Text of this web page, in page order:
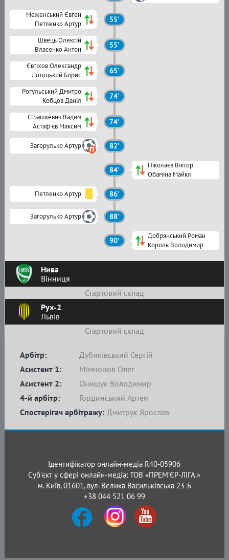
Нива
Вінниця
Стартовий склад
Меженський Євген
Петленко Артур
55'
Швець Олексій
Власенко Антон
55'
Євтіхов Олександр
Лотоцький Борис
65'
Рогульський Дмитро
Кобцов Даніл
74'
Страшкевич Вадим
Астаф'єв Максим
74'
Загорулько Артур 82'
84'
Ніколаєв Віктор
Обаміна Майкл
Петленко Артур 86'
Загорулько Артур 88'
90'
Добрянський Роман
Король Володимир
Рух-2
Львів
Стартовий склад
Арбітр:
Дубиківський Сергій
Асистент 1:
Мімнонов Олег
Асистент 2:
Онищук Володимир
4-й арбітр:
Гординський Артем
Спостерігач арбітражу: Дмитрук Ярослав
Ідентифікатор онлайн-медіа R40-05906
Суб'єкт у сфері онлайн-медіа: ТОВ «ПРЕМ’ЄР-ЛІГА.»
м. Київ, 01601, вул. Велика Васильківська 23-Б
+38 044 521 06 99